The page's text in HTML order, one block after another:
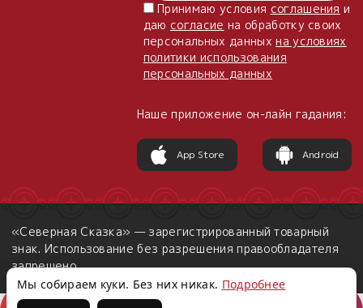
Принимаю условия соглашения и
даю согласие на обработку своих
персональных данныхна условиях
политики использования
персональных данных
Наше приложение он-лайн гадания:
App Store Android
«Северная Сказка» — зарегистрированный товарный
знак. Использование без разрешения правообладателя
запрещено.
Мы собираем куки. Без них никак. Подробнее